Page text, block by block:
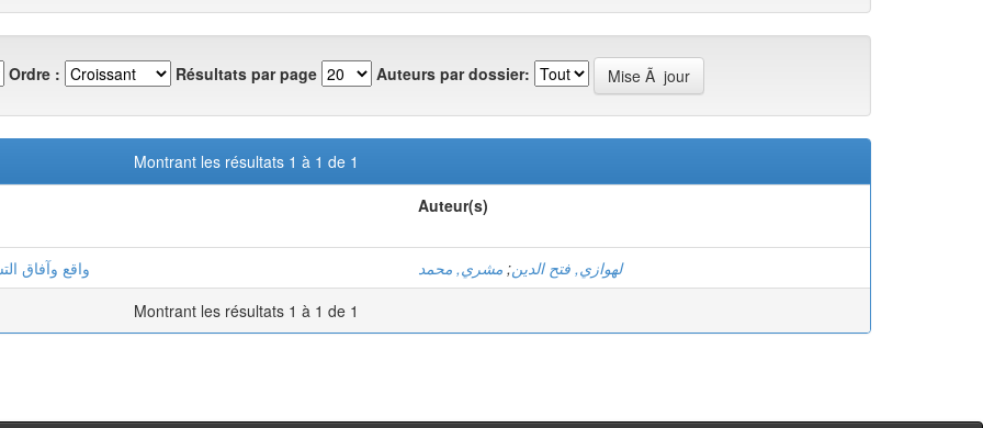
Ordre : Résultats par page Auteurs par dossier:
Montrant les résultats 1 à 1 de 1
Auteur(s)
واقع وآفاق لهوازي, فتح الدين; مشري, محمد
Montrant les résultats 1 à 1 de 1